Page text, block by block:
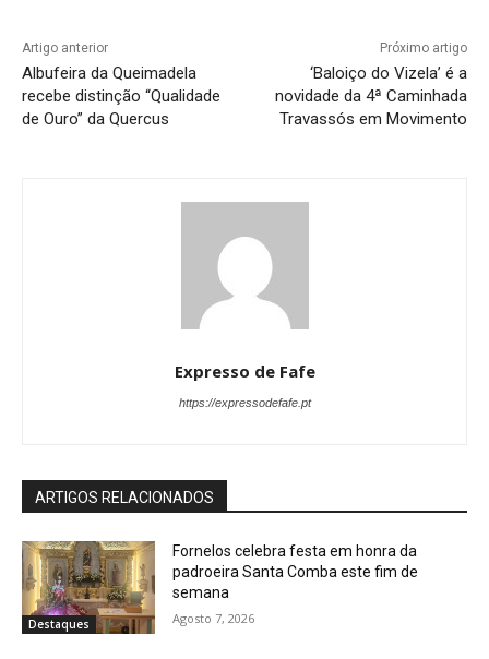
Artigo anterior
Albufeira da Queimadela
recebe distinção “Qualidade
de Ouro” da Quercus
Próximo artigo
‘Baloiço do Vizela’ é a
novidade da 4ª Caminhada
Travassós em Movimento
Expresso de Fafe
https://expressodefafe.pt
ARTIGOS RELACIONADOS
Destaques
Fornelos celebra festa em honra da
padroeira Santa Comba este fim de
semana
Agosto 7, 2026